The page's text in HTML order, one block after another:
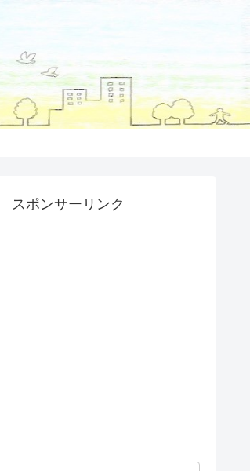
スポンサーリンク